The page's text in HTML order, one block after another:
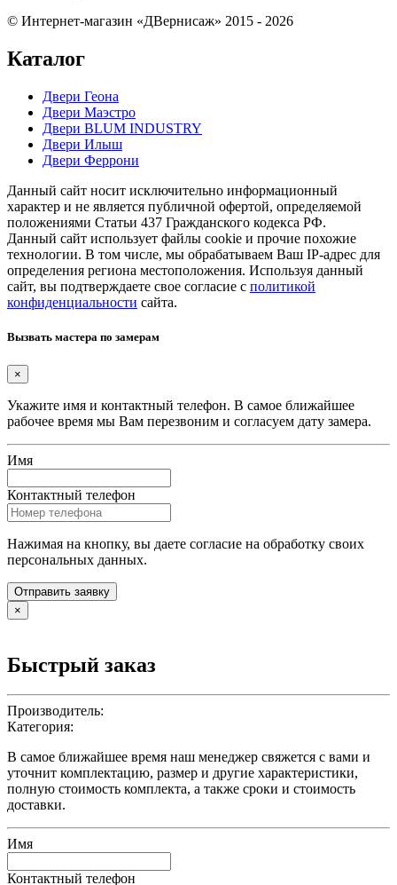
© Интернет-магазин «ДВернисаж» 2015 - 2026
Каталог
Двери Геона
Двери Маэстро
Двери BLUM INDUSTRY
Двери Илыш
Двери Феррони
Данный сайт носит исключительно информационный
характер и не является публичной офертой, определяемой
положениями Статьи 437 Гражданского кодекса РФ.
Данный сайт использует файлы cookie и прочие похожие
технологии. В том числе, мы обрабатываем Ваш IP-адрес для
определения региона местоположения. Используя данный
сайт, вы подтверждаете свое согласие с политикой
конфиденциальности сайта.
Вызвать мастера по замерам
×
Укажите имя и контактный телефон. В самое ближайшее
рабочее время мы Вам перезвоним и согласуем дату замера.
Имя
Контактный телефон
Нажимая на кнопку, вы даете согласие на обработку своих
персональных данных.
Отправить заявку
×
Быстрый заказ
Производитель:
Категория:
В самое ближайшее время наш менеджер свяжется с вами и
уточнит комплектацию, размер и другие характеристики,
полную стоимость комплекта, а также сроки и стоимость
доставки.
Имя
Контактный телефон